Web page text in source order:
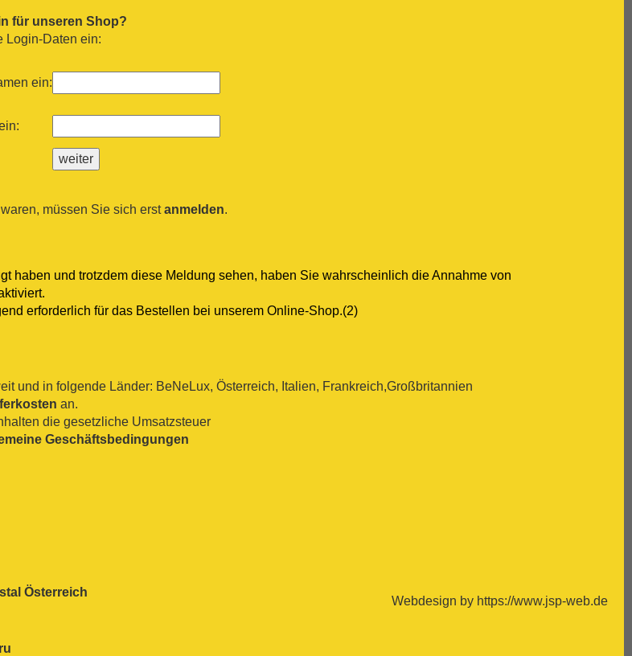
2021Tenuta Sant`Antonio
EUR/Flasche
Unger
Simply Sunshine
Flasche
das Lezirias
Alicante Bouschet für 11.90 EUR/Flasche
für unseren Shop?
Login-Daten ein:
ein:
müssen Sie sich erstanmelden.
haben und trotzdem diese Meldung sehen, haben Sie wahrscheinlich die Annahme von
erforderlich für das Bestellen bei unserem Online-Shop.(2)
und in folgende Länder: BeNeLux, Österreich, Italien, Frankreich,Großbritannien
an.
die gesetzliche Umsatzsteuer
Geschäftsbedingungen
Österreich
Webdesign by https://www.jsp-web.de